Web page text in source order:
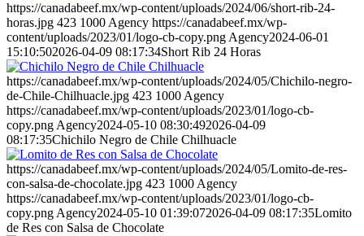
https://canadabeef.mx/wp-content/uploads/2024/06/short-rib-24-
horas.jpg 423 1000 Agency https://canadabeef.mx/wp-
content/uploads/2023/01/logo-cb-copy.png Agency2024-06-01
15:10:502026-04-09 08:17:34Short Rib 24 Horas
https://canadabeef.mx/wp-content/uploads/2024/05/Chichilo-negro-
de-Chile-Chilhuacle.jpg 423 1000 Agency
https://canadabeef.mx/wp-content/uploads/2023/01/logo-cb-
copy.png Agency2024-05-10 08:30:492026-04-09
08:17:35Chichilo Negro de Chile Chilhuacle
https://canadabeef.mx/wp-content/uploads/2024/05/Lomito-de-res-
con-salsa-de-chocolate.jpg 423 1000 Agency
https://canadabeef.mx/wp-content/uploads/2023/01/logo-cb-
copy.png Agency2024-05-10 01:39:072026-04-09 08:17:35Lomito
de Res con Salsa de Chocolate